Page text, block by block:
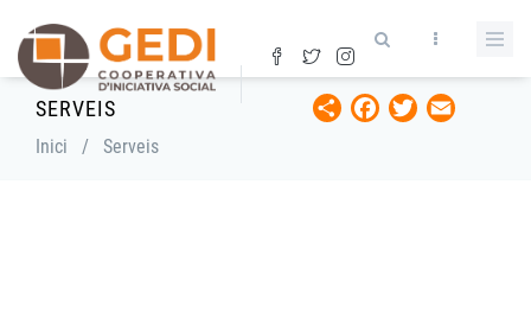
contingut
SERVEIS ShareFacebook
Twitter
Fil
Inici / Serveis